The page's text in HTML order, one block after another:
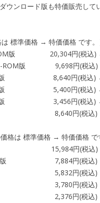
ウンロード版も特価販売し
は 標準価格 → 特価価格 です。
ROM版 20,304円(税込) →
ROM版 9,698円(税込)
版 8,640円(税込) →
版 5,400円(税込) →
版 3,456円(税込) →
版 8,640円(税込) →
価格は 標準価格 → 特価価格 で
版 15,984円(税込) →
6 DL版 7,884円(税込) →
版 5,832円(税込) →
版 3,780円(税込) →
版 2,376円(税込) →